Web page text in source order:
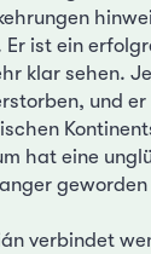
Er ist ein
klar sehen.
und
hat eine
geworden
verbindet